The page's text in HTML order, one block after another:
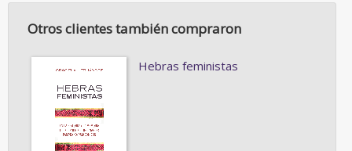
Otros clientes también compraron
Hebras feministas